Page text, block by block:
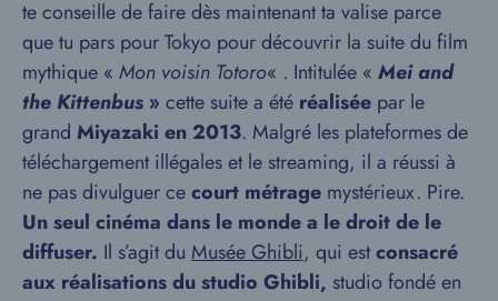
te conseille de faire dès maintenant ta valise parce
que tu pars pour Tokyo pour découvrir la suite du film
mythique « Mon voisin Totoro« . Intitulée « Mei and
the Kittenbus » cette suitea été réalisée par le
grand Miyazaki en 2013. Malgré les plateformes de
téléchargement illégales et le streaming, il a réussi à
ne pas divulguer cecourt métrage mystérieux. Pire.
Un seul cinéma dans le monde a le droit de le
diffuser. Il s’agit du Musée Ghibli, qui estconsacré
aux réalisations du studio Ghibli, studio fondé en